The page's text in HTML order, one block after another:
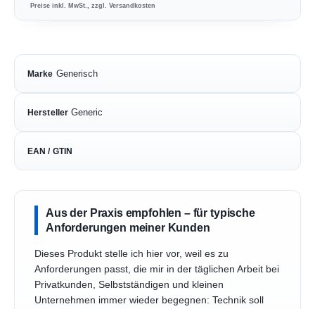
Preise inkl. MwSt., zzgl. Versandkosten
Marke Generisch
Hersteller Generic
EAN / GTIN
Aus der Praxis empfohlen – für typische
Anforderungen meiner Kunden
Dieses Produkt stelle ich hier vor, weil es zu
Anforderungen passt, die mir in der täglichen Arbeit bei
Privatkunden, Selbstständigen und kleinen
Unternehmen immer wieder begegnen: Technik soll